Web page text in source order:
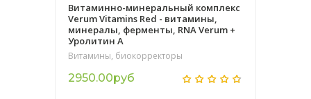
Витаминно-минеральный комплекс
Verum Vitamins Red - витамины,
минералы, ферменты, RNA Verum +
Уролитин А
Витамины, биокорректоры
2950.00руб